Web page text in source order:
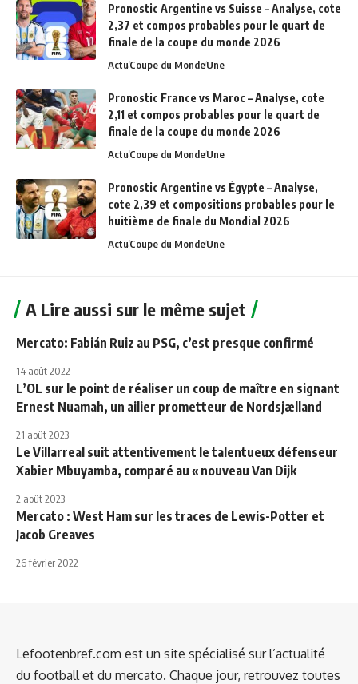
Pronostic Argentine vs Suisse – Analyse, cote
2,37 et compos probables pour le quart de
finale de la coupe du monde 2026
ActuCoupe du MondeUne
Pronostic France vs Maroc – Analyse, cote
2,11 et compos probables pour le quart de
finale de la coupe du monde 2026
ActuCoupe du MondeUne
Pronostic Argentine vs Égypte – Analyse,
cote 2,39 et compositions probables pour le
huitième de finale du Mondial 2026
ActuCoupe du MondeUne
A Lire aussi sur le même sujet
Mercato: Fabián Ruiz au PSG, c’est presque confirmé
14 août 2022
L’OL sur le point de réaliser un coup de maître en signant
Ernest Nuamah, un ailier prometteur de Nordsjælland
21 août 2023
Le Villarreal suit attentivement le talentueux défenseur
Xabier Mbuyamba, comparé au « nouveau Van Dijk
2 août 2023
Mercato : West Ham sur les traces de Lewis-Potter et
Jacob Greaves
26 février 2022
Lefootenbref.com est un site spécialisé sur l’actualité
du football et du mercato. Chaque jour, retrouvez toutes